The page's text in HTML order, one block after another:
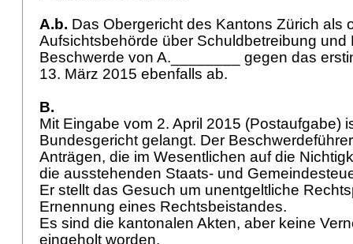
A.b. Das Obergericht des Kantons Zürich als
Aufsichtsbehörde über Schuldbetreibung und
Beschwerde von A.________ gegen das
13. März 2015 ebenfalls ab.
B.
Mit Eingabe vom 2. April 2015 (Postaufgabe)
Bundesgericht gelangt. Der
Anträgen, die im Wesentlichen auf die
die ausstehenden Staats- und
Er stellt das Gesuch um unentgeltliche
Ernennung eines Rechtsbeistandes.
Es sind die kantonalen Akten, aber keine
eingeholt worden.